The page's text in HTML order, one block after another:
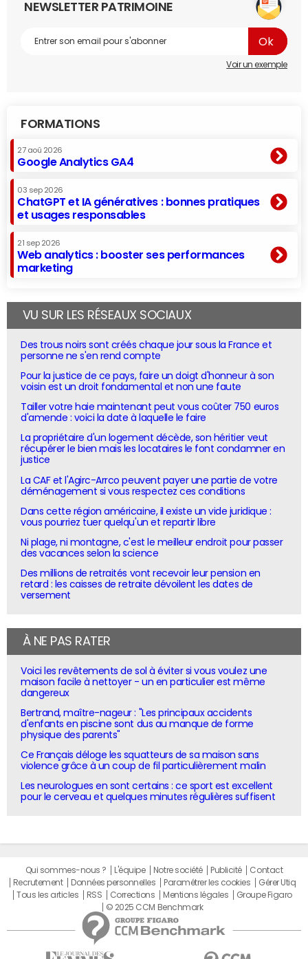
NEWSLETTER PATRIMOINE
Voir un exemple
FORMATIONS
27 aoû 2026
Google Analytics GA4
03 sep 2026
ChatGPT et IA génératives : bonnes pratiques
et usages responsables
21 sep 2026
Web analytics : booster ses performances
marketing
VU SUR LES RÉSEAUX SOCIAUX
Des trous noirs sont créés chaque jour sous la France et
personne ne s'en rend compte
Pour la justice de ce pays, faire un doigt d'honneur à son
voisin est un droit fondamental et non une faute
Tailler votre haie maintenant peut vous coûter 750 euros
d'amende : voici la date à laquelle le faire
La propriétaire d'un logement décède, son héritier veut
récupérer le bien mais les locataires le font condamner en
justice
La CAF et l'Agirc-Arrco peuvent payer une partie de votre
déménagement si vous respectez ces conditions
Dans cette région américaine, il existe un vide juridique :
vous pourriez tuer quelqu'un et repartir libre
Ni plage, ni montagne, c'est le meilleur endroit pour passer
des vacances selon la science
Des millions de retraités vont recevoir leur pension en
retard : les caisses de retraite dévoilent les dates de
versement
À NE PAS RATER
Voici les revêtements de sol à éviter si vous voulez une
maison facile à nettoyer - un en particulier est même
dangereux
Bertrand, maître-nageur : "Les principaux accidents
d'enfants en piscine sont dus au manque de forme
physique des parents"
Ce Français déloge les squatteurs de sa maison sans
violence grâce à un coup de fil particulièrement malin
Les neurologues en sont certains : ce sport est excellent
pour le cerveau et quelques minutes régulières suffisent
Qui sommes-nous ? L'équipe Notre société Publicité
Contact
Recrutement
Données personnelles Paramétrer les cookies
Gérer Utiq
Tous les articles
RSS Corrections Mentions légales
Groupe Figaro
© 2025 CCM Benchmark